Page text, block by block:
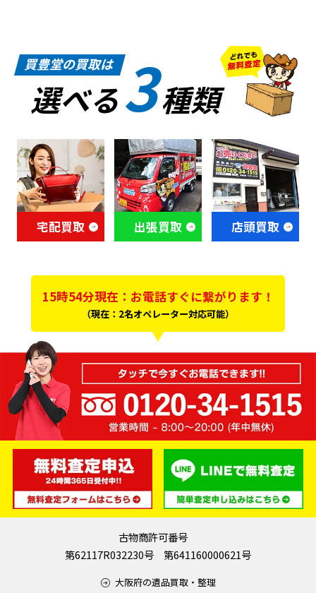
買豊堂の買取は
選べる3種類
宅配買取 出張買取 店頭買取
15時54分現在：お電話すぐに繋がります！
（現在：2名オペレーター対応可能）
古物商許可番号
第62117R032230号 第641160000621号
大阪府の遺品買取・整理